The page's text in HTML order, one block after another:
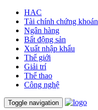
HAC
Tài chính chứng khoán
Ngân hàng
Bất động sản
Xuất nhập khẩu
Thế giới
Giải trí
Thể thao
Công nghệ
Toggle navigation